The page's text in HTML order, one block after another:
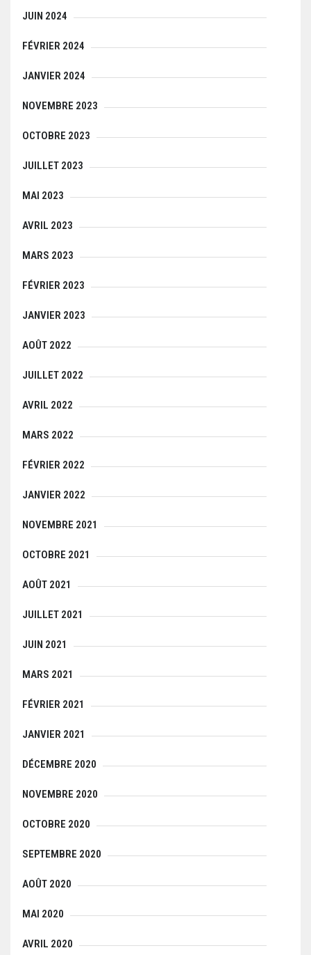
JUIN 2024
FÉVRIER 2024
JANVIER 2024
NOVEMBRE 2023
OCTOBRE 2023
JUILLET 2023
MAI 2023
AVRIL 2023
MARS 2023
FÉVRIER 2023
JANVIER 2023
AOÛT 2022
JUILLET 2022
AVRIL 2022
MARS 2022
FÉVRIER 2022
JANVIER 2022
NOVEMBRE 2021
OCTOBRE 2021
AOÛT 2021
JUILLET 2021
JUIN 2021
MARS 2021
FÉVRIER 2021
JANVIER 2021
DÉCEMBRE 2020
NOVEMBRE 2020
OCTOBRE 2020
SEPTEMBRE 2020
AOÛT 2020
MAI 2020
AVRIL 2020